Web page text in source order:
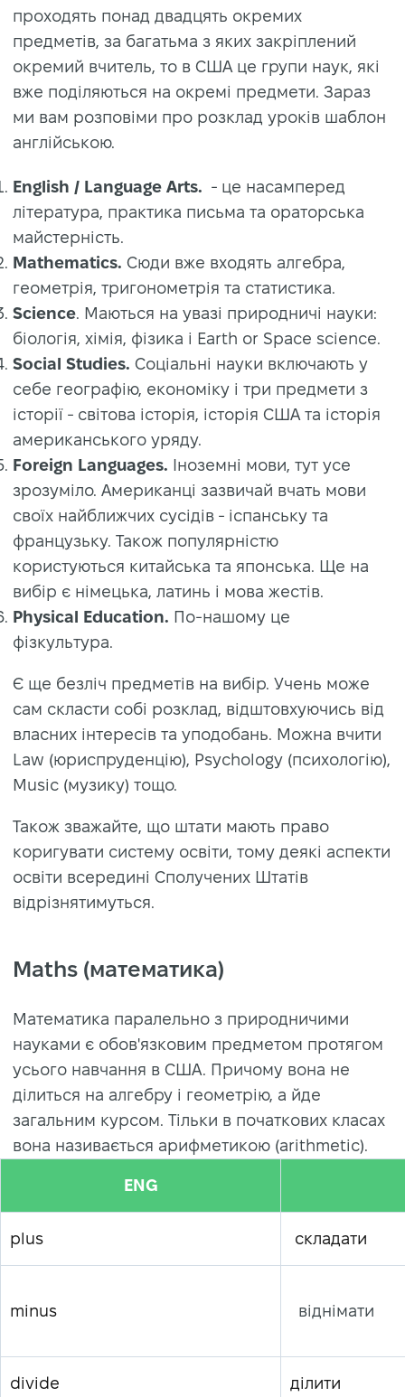
проходять понад двадцять окремих
предметів, за багатьма з яких закріплений
окремий вчитель, то в США це групи наук, які
вже поділяються на окремі предмети. Зараз
ми вам розповіми про розклад уроків шаблон
англійською.
English / Language Arts. - це насамперед
література, практика письма та ораторська
майстерність.
Mathematics. Сюди вже входять алгебра,
геометрія, тригонометрія та статистика.
Science . Маються на увазі природничі науки:
біологія, хімія, фізика і Earth or Space science.
Social Studies. Соціальні науки включають у
себе географію, економіку і три предмети з
історії - світова історія, історія США та історія
американського уряду.
Foreign Languages. Іноземні мови, тут усе
зрозуміло. Американці зазвичай вчать мови
своїх найближчих сусідів - іспанську та
французьку. Також популярністю
користуються китайська та японська. Ще на
вибір є німецька, латинь і мова жестів.
Physical Education. По-нашому це
фізкультура.
Є ще безліч предметів на вибір. Учень може
сам скласти собі розклад, відштовхуючись від
власних інтересів та уподобань. Можна вчити
Law (юриспруденцію), Psychology (психологію),
Music (музику) тощо.
Також зважайте, що штати мають право
коригувати систему освіти, тому деякі аспекти
освіти всередині Сполучених Штатів
відрізнятимуться.
Maths (математика)
Математика паралельно з природничими
науками є обов'язковим предметом протягом
усього навчання в США. Причому вона не
ділиться на алгебру і геометрію, а йде
загальним курсом. Тільки в початкових класах
вона називається арифметикою (arithmetic).
ENG
plus складати
minus віднімати
divide ділити